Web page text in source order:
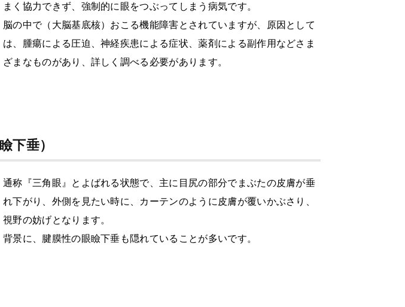
まく協力できず、強制的に眼をつぶってしまう病気です。
脳の中で（大脳基底核）おこる機能障害とされていますが、原因として
は、腫瘍による圧迫、神経疾患による症状、薬剤による副作用などさま
ざまなものがあり、詳しく調べる必要があります。
下垂）
通称『三角眼』とよばれる状態で、主に目尻の部分でまぶたの皮膚が垂
れ下がり、外側を見たい時に、カーテンのように皮膚が覆いかぶさり、
視野の妨げとなります。
背景に、腱膜性の眼瞼下垂も隠れていることが多いです。